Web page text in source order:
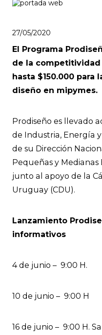
27/05/2020
El Programa
de la
hasta $150.000 para
diseño en mipymes.
Prodiseño es llevado
de Industria, Energía
de su Dirección
Pequeñas y Medianas
junto al apoyo de la
Uruguay (CDU).
Lanzamiento
informativos
4 de junio – 9:00 H.
10 de junio – 9:00 H
16 de junio – 9:00 H.